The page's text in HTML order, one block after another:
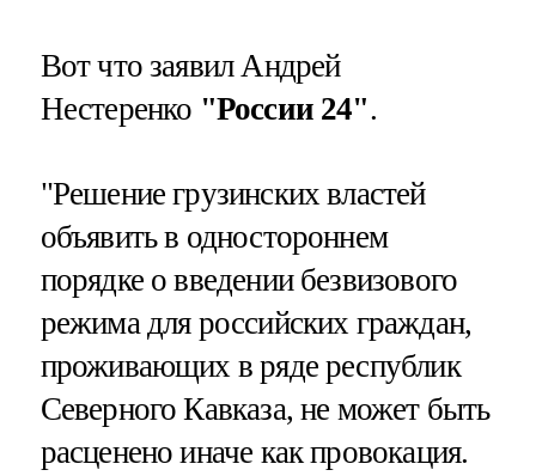
Вот что заявил Андрей
Нестеренко "России 24".
"Решение грузинских властей
объявить в одностороннем
порядке о введении безвизового
режима для российских граждан,
проживающих в ряде республик
Северного Кавказа, не может быть
расценено иначе как провокация.